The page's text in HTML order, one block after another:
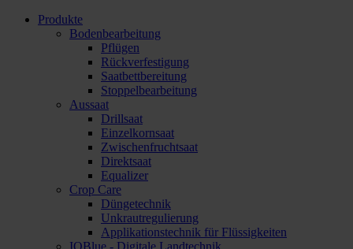
Produkte
Bodenbearbeitung
Pflügen
Rückverfestigung
Saatbettbereitung
Stoppelbearbeitung
Aussaat
Drillsaat
Einzelkornsaat
Zwischenfruchtsaat
Direktsaat
Equalizer
Crop Care
Düngetechnik
Unkrautregulierung
Applikationstechnik für Flüssigkeiten
IQBlue - Digitale Landtechnik